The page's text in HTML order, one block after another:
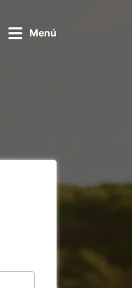
Menú